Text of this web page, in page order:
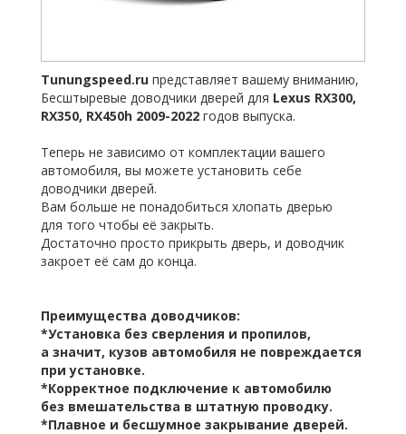
Tunungspeed.ru представляет вашему вниманию,
Бесштыревые доводчики дверей для Lexus RX300,
RX350, RX450h 2009-2022 годов выпуска.
Теперь не зависимо от комплектации вашего
автомобиля, вы можете установить себе
доводчики дверей.
Вам больше не понадобиться хлопать дверью
для того чтобы её закрыть.
Достаточно просто прикрыть дверь, и доводчик
закроет её сам до конца.
Преимущества доводчиков:
*Установка без сверления и пропилов,
а значит, кузов автомобиля не повреждается
при установке.
*Корректное подключение к автомобилю
без вмешательства в штатную проводку.
*Плавное и бесшумное закрывание дверей.